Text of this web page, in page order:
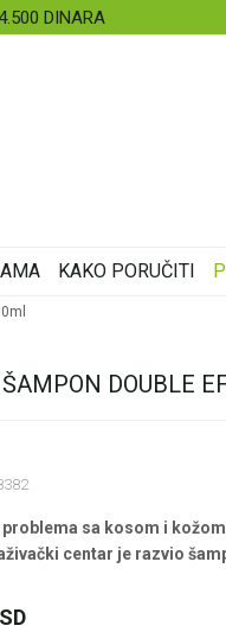
DINARA
KAKO PORUČITI
DOUBLE
problema sa kosom i
centar je razvio